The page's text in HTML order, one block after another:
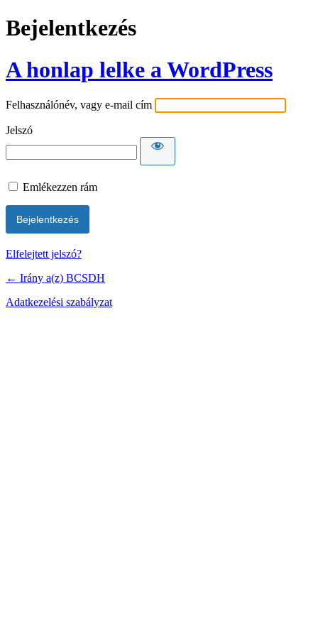
Bejelentkezés
A honlap lelke a WordPress
Felhasználónév, vagy e-mail cím
Jelszó
Emlékezzen rám
Elfelejtett jelszó?
← Irány a(z) BCSDH
Adatkezelési szabályzat